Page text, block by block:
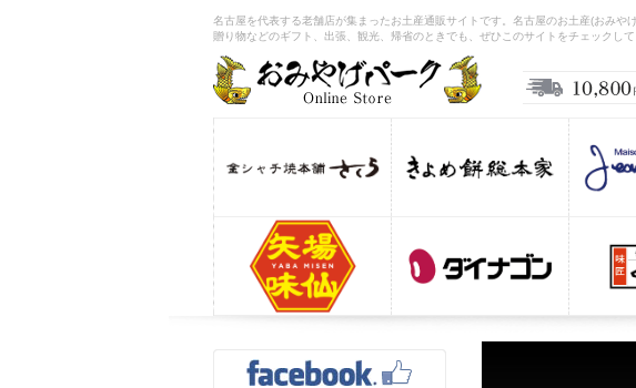
名古屋を代表する老舗店が集まったお土産通販サイトです。名古屋のお土産(おみ
贈り物などのギフト、出張、観光、帰省のときでも、ぜひこのサイトをチェックして